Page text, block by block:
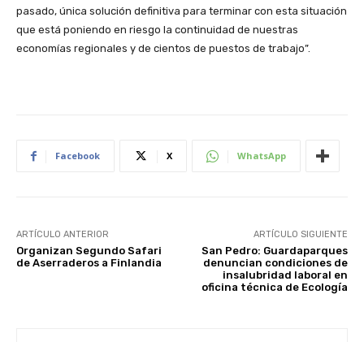
pasado, única solución definitiva para terminar con esta situación
que está poniendo en riesgo la continuidad de nuestras
economías regionales y de cientos de puestos de trabajo”.
Facebook X WhatsApp
ARTÍCULO ANTERIOR
Organizan Segundo Safari
de Aserraderos a Finlandia
ARTÍCULO SIGUIENTE
San Pedro: Guardaparques
denuncian condiciones de
insalubridad laboral en
oficina técnica de Ecología